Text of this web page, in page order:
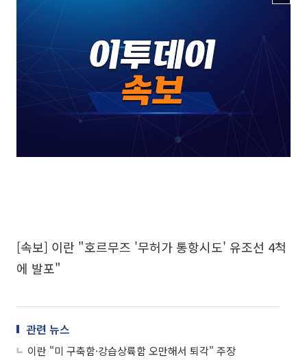
[속보] 이란 "호르무즈 '무허가 통항시도' 유조선 4척
에 발포"
관련 뉴스
이란 "미 구축함·강습상륙함 오만해서 퇴각" 주장